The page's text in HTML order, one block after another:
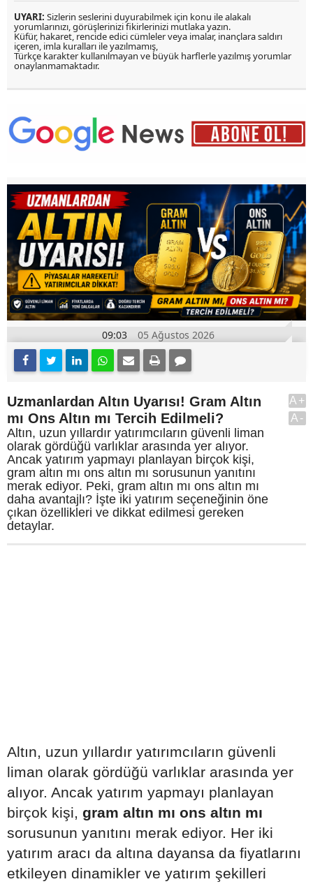
UYARI: Sizlerin seslerini duyurabilmek için konu ile alakalı
yorumlarınızı, görüşlerinizi fikirlerinizi mutlaka yazın.
Küfür, hakaret, rencide edici cümleler veya imalar, inançlara saldırı
içeren, imla kuralları ile yazılmamış,
Türkçe karakter kullanılmayan ve büyük harflerle yazılmış yorumlar
onaylanmamaktadır.
09:03 05 Ağustos 2026
Uzmanlardan Altın Uyarısı! Gram Altın
mı Ons Altın mı Tercih Edilmeli?
Altın, uzun yıllardır yatırımcıların güvenli liman
olarak gördüğü varlıklar arasında yer alıyor.
Ancak yatırım yapmayı planlayan birçok kişi,
gram altın mı ons altın mı sorusunun yanıtını
merak ediyor. Peki, gram altın mı ons altın mı
daha avantajlı? İşte iki yatırım seçeneğinin öne
çıkan özellikleri ve dikkat edilmesi gereken
detaylar.
A+
A-
Altın, uzun yıllardır yatırımcıların güvenli
liman olarak gördüğü varlıklar arasında yer
alıyor. Ancak yatırım yapmayı planlayan
birçok kişi, gram altın mı ons altın mı
sorusunun yanıtını merak ediyor. Her iki
yatırım aracı da altına dayansa da fiyatlarını
etkileyen dinamikler ve yatırım şekilleri